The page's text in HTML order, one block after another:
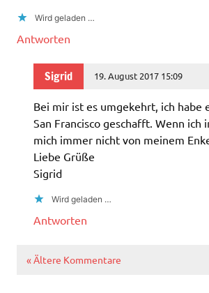
Wird geladen …
Antworten
Sigrid 19. August 2017 15:09
Bei mir ist es umgekehrt, ich habe
San Francisco geschafft. Wenn ich
mich immer nicht von meinem
Liebe Grüße
Sigrid
Wird geladen …
Antworten
« Ältere Kommentare